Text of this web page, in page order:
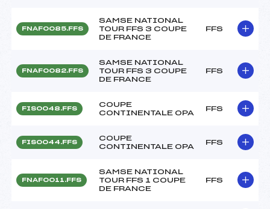
FNAF0085.FFS
SAMSE NATIONAL
TOUR FFS 3 COUPE
DE FRANCE
FFS
FNAF0082.FFS
SAMSE NATIONAL
TOUR FFS 3 COUPE
DE FRANCE
FFS
FIS0048.FFS
COUPE
CONTINENTALE OPA
FFS
FIS0044.FFS
COUPE
CONTINENTALE OPA
FFS
FNAF0011.FFS
SAMSE NATIONAL
TOUR FFS 1 COUPE
DE FRANCE
FFS